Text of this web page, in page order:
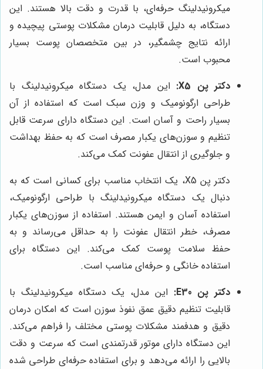
میکرونیدلینگ حرفه‌ای، با قدرت و دقت بالا هستند. این
دستگاه، به دلیل قابلیت درمان مشکلات پوستی پیچیده و
ارائه نتایج چشمگیر، در بین متخصصان پوست بسیار
محبوب است.
دکتر پن X5:
این مدل، یک دستگاه میکرونیدلینگ با
طراحی ارگونومیک و وزن سبک است که استفاده از آن
بسیار راحت و آسان است. این دستگاه دارای سرعت قابل
تنظیم و سوزن‌های یکبار مصرف است که به حفظ بهداشت
و جلوگیری از انتقال عفونت کمک می‌کند.
دکتر پن X5، یک انتخاب مناسب برای کسانی است که به
دنبال یک دستگاه میکرونیدلینگ با طراحی ارگونومیک،
استفاده آسان و ایمن هستند. استفاده از سوزن‌های یکبار
مصرف، خطر انتقال عفونت را به حداقل می‌رساند و به
حفظ سلامت پوست کمک می‌کند. این دستگاه برای
استفاده خانگی و حرفه‌ای مناسب است.
دکتر پن E30:
این مدل، یک دستگاه میکرونیدلینگ با
قابلیت تنظیم دقیق عمق نفوذ سوزن است که امکان درمان
دقیق و هدفمند مشکلات پوستی مختلف را فراهم می‌کند.
این دستگاه دارای موتور قدرتمندی است که سرعت و دقت
بالایی را ارائه می‌دهد و برای استفاده حرفه‌ای طراحی شده